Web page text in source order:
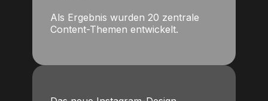
Als Ergebnis wurden 20 zentrale
Content-Themen entwickelt.